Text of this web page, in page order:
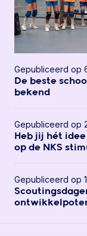
Gepubliceerd op
De beste
bekend
Gepubliceerd op
Heb jij hét
op de NKS
Gepubliceerd op